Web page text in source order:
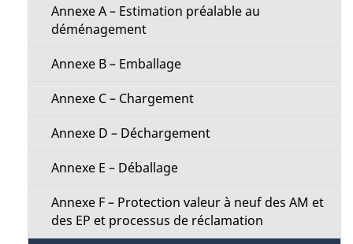
Annexe A – Estimation préalable au
déménagement
Annexe B – Emballage
Annexe C – Chargement
Annexe D – Déchargement
Annexe E – Déballage
Annexe F – Protection valeur à neuf des AM et
des EP et processus de réclamation